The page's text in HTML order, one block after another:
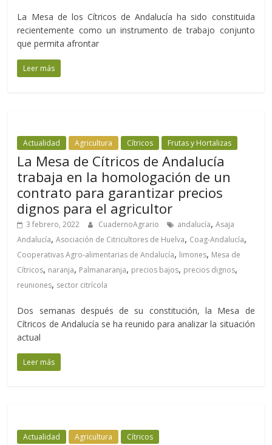
La Mesa de los Cítricos de Andalucía ha sido constituida
recientemente como un instrumento de trabajo conjunto
que permita afrontar
Leer más
Actualidad Agricultura Cítricos Frutas y Hortalizas
La Mesa de Cítricos de Andalucía
trabaja en la homologación de un
contrato para garantizar precios
dignos para el agricultor
3 febrero, 2022 CuadernoAgrario andalucía,Asaja
Andalucía,Asociación de Citricultores de Huelva, Coag-Andalucía,
Cooperativas Agro-alimentarias de Andalucía, limones, Mesa de
Cítricos, naranja, Palmanaranja, precios bajos, precios dignos,
reuniones, sector citrícola
Dos semanas después de su constitución, la Mesa de
Cítricos de Andalucía se ha reunido para analizar la situación
actual
Leer más
Actualidad Agricultura Cítricos